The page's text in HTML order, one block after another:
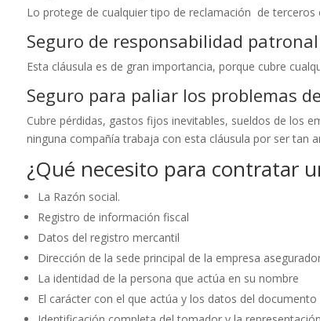
Lo protege de cualquier tipo de reclamación de
Seguro de responsabilidad patronal
Esta cláusula es de gran importancia, porque cubre
Seguro para paliar los problemas
Cubre pérdidas, gastos fijos inevitables, sueldos de los
ninguna compañía trabaja con esta cláusula por ser tan
¿Qué necesito para contratar
La Razón social.
Registro de información fiscal
Datos del registro mercantil
Dirección de la sede principal de la empresa
La identidad de la persona que actúa en su nombre
El carácter con el que actúa y los datos del